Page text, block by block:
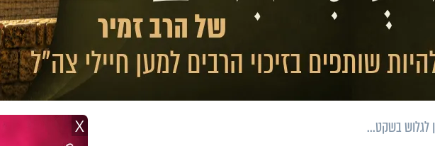
לגלוש בשקט... X